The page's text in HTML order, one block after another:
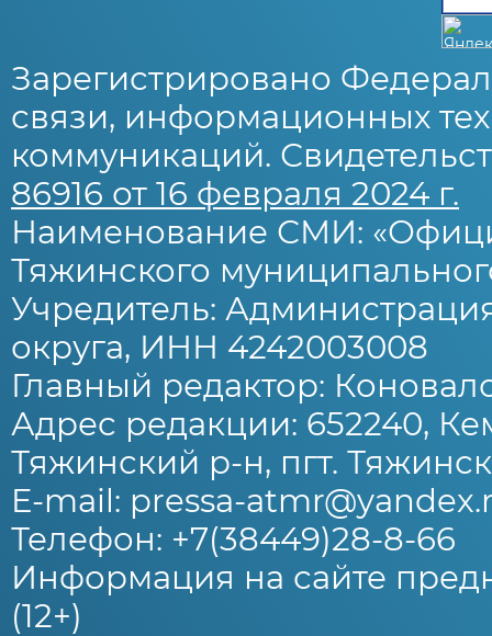
Зарегистрировано
связи, информационных
коммуникаций.
86916 от 16 февраля 2024 г.
Наименование СМИ:
Тяжинского
Учредитель:
округа, ИНН 4242003008
Главный редактор:
Адрес редакции: 652240,
Тяжинский р-н, пгт.
E-mail: pressa-
Телефон: +7(38449)28-8-66
Информация на сайте
(12+)